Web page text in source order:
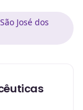
José dos